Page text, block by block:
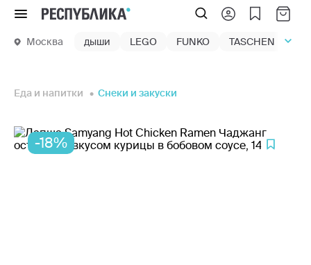
Меню
Москва дыши LEGO FUNKO TASCHEN
Еда и напитки Снеки и закуски
-18%